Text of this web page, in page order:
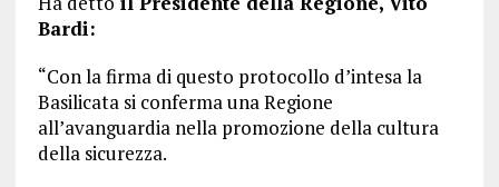
Bardi:
“Con la firma di questo protocollo d’intesa la
Basilicata si conferma una Regione
all’avanguardia nella promozione della cultura
della sicurezza.